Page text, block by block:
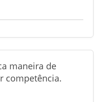
maneira de
competência.